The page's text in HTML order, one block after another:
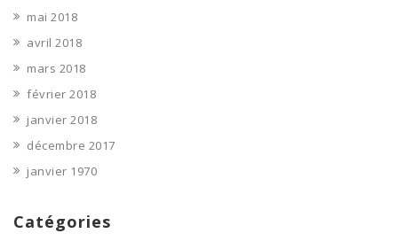
mai 2018
avril 2018
mars 2018
février 2018
janvier 2018
décembre 2017
janvier 1970
Catégories